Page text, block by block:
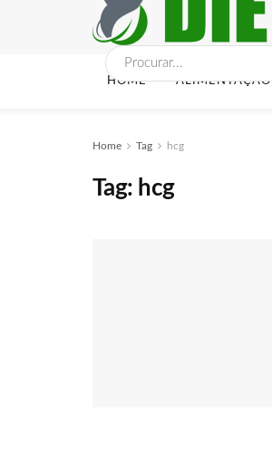
HOME ALIMENTAÇÃO
Home Tag hcg
Tag: hcg